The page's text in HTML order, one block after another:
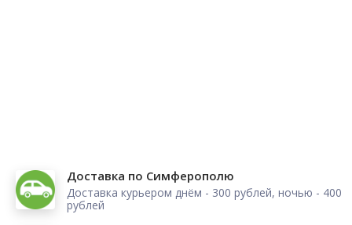
Доставка по Симферополю
Доставка курьером днём - 300 рублей, ночью - 400
рублей